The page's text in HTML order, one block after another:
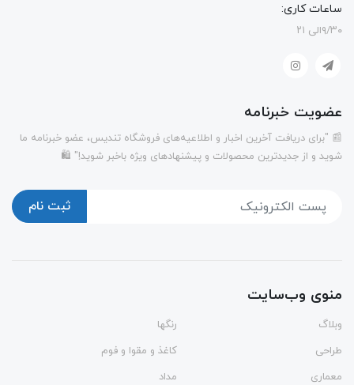
ساعات کاری:
۹/۳۰الی ۲۱
عضویت خبرنامه
📰 "برای دریافت آخرین اخبار و اطلاعیه‌های فروشگاه تندیس، عضو خبرنامه ما
شوید و از جدیدترین محصولات و پیشنهادهای ویژه باخبر شوید!" 🛍️
ثبت نام
منوی وب‌سایت
وبلاگ
رنگها
طراحی
کاغذ و مقوا و فوم
معماری
مداد